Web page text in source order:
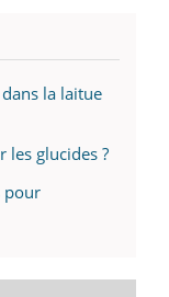
la laitue
les glucides ?
pour